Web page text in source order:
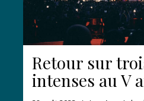
Retour sur
intenses au V